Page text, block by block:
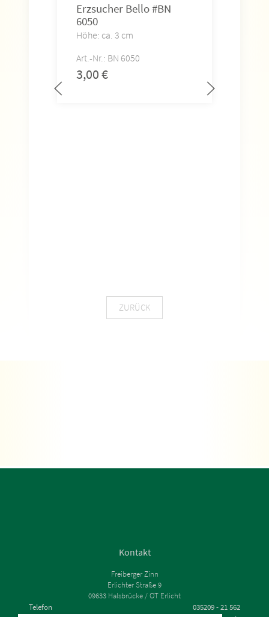
Erzsucher Bello #BN
6050
Höhe: ca. 3 cm
Art.-Nr.: BN 6050
3,00€
ZURÜCK
Kontakt
Freiberger Zinn
Erlichter Straße 9
09633 Halsbrücke / OT Erlicht
Telefon
035209 - 21 562